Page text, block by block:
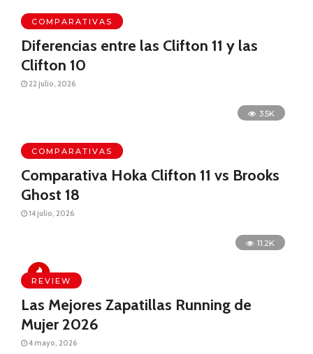
COMPARATIVAS
Diferencias entre las Clifton 11 y las
Clifton 10
22 julio, 2026
3.5K
COMPARATIVAS
Comparativa Hoka Clifton 11 vs Brooks
Ghost 18
14 julio, 2026
11.2K
REVIEW
Las Mejores Zapatillas Running de
Mujer 2026
4 mayo, 2026